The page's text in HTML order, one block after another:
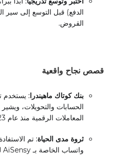
الدفع) قبل التوسع إلى سير
القروض.
قصص نجاح واقعية
بنك كوتاك ماهيندرا: يستخدم
المعاملات الرقمية منذ عام 2023.
ثروة مدى الحياة: تم